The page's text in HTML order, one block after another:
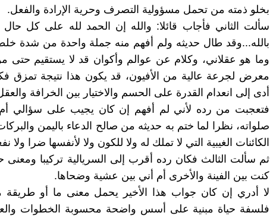
بخلو ذمته من تحمل مسؤولية التصرف وحرية الإرادة والفعل.
سألت الثاني فأجاب قائلا: والله إن الحمد لله على كل حال
بالله...وقد طال حديثه ولم أفهم منه جملة واحدة من شدة
وما هو عقلاني، وكلام عن عوالم وأكوان قد لا يستقيم
معرض لجرعة عالية من الأفيون، قد يكون هذا نتيجة تمزق
أدى إلى انعدام القدرة على الحسم والاختيار بين الخرافة
فتعجبت من رده لأني لم أفهم إن كان يجيب على سؤالي
صلواته، نظرا لما ختم به حديثه من صالح الدعاء باليمن
الكائنات الغيبية التي لا تملك له ولا للكون ولا لأنفسها ضرا ولا
ثم سألت الثالث فكان رده أقرب إلى السريالية تركيبا
كنت بين الفينة والأخرى أم أني بين عشية وضحاها.
لا أدري إن كان جواب هذا الأخير يحمل معنى ما أو طريقة
فلسفة حياة مبنية على أسس واضحة محسوبة الخطوات